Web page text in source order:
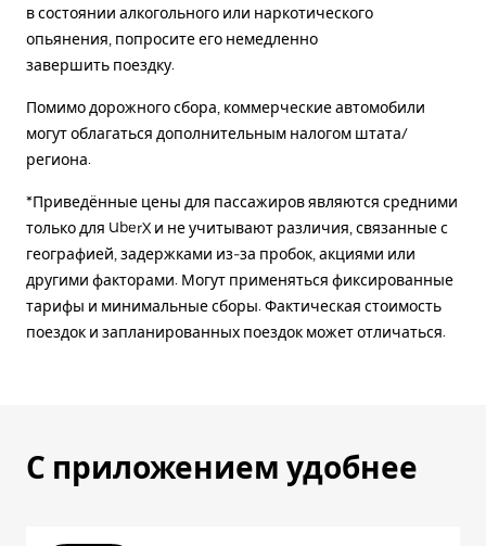
в состоянии алкогольного или наркотического
опьянения, попросите его немедленно
завершить поездку.
Помимо дорожного сбора, коммерческие автомобили
могут облагаться дополнительным налогом штата/
региона.
*Приведённые цены для пассажиров являются средними
только для UberX и не учитывают различия, связанные с
географией, задержками из-за пробок, акциями или
другими факторами. Могут применяться фиксированные
тарифы и минимальные сборы. Фактическая стоимость
поездок и запланированных поездок может отличаться.
С приложением удобнее